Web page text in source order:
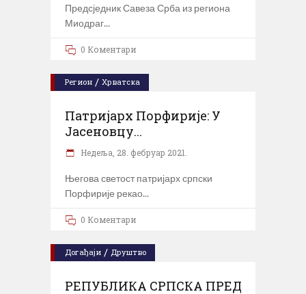
Предсједник Савеза Срба из региона
Миодраг
0 Коментари
Регион / Хрватска
Патријарх Порфирије: У
Јасеновцу...
Недеља, 28. фебруар 2021.
Његова светост патријарх српски
Порфирије рекао
0 Коментари
Догађаји / Друштво
РЕПУБЛИКА СРПСКА ПРЕД